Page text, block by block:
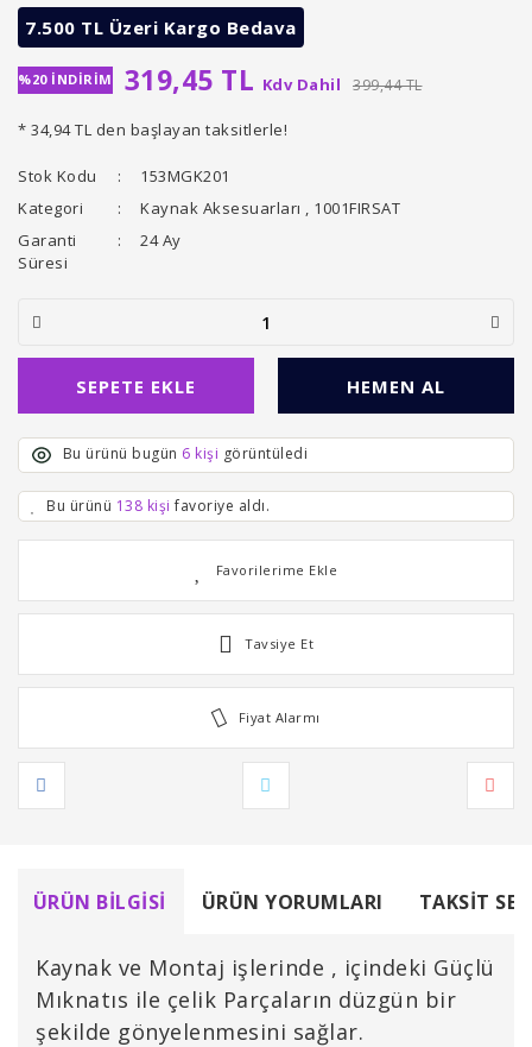
7.500 TL Üzeri Kargo Bedava
%20 İNDİRİM 319,45 TL Kdv Dahil 399,44 TL
* 34,94 TL den başlayan taksitlerle!
Stok Kodu
153MGK201
Kategori
Kaynak Aksesuarları , 1001FIRSAT
Garanti
Süresi
24 Ay
SEPETE EKLE HEMEN AL
Bu ürünü bugün 6 kişi görüntüledi
Bu ürünü 138 kişi favoriye aldı.
Tavsiye Et
Fiyat Alarmı
ÜRÜN BILGISI ÜRÜN YORUMLARI TAKSIT
Kaynak ve Montaj işlerinde , içindeki Güçlü
Mıknatıs ile çelik Parçaların düzgün bir
şekilde gönyelenmesini sağlar.